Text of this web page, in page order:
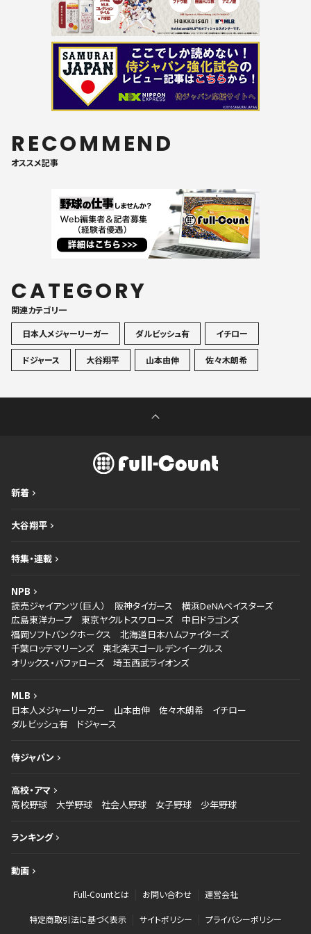
RECOMMEND
オススメ記事
CATEGORY
関連カテゴリ一
日本人メジャーリーガー
ダルビッシュ有 イチロー
ドジャース 大谷翔平 山本由伸 佐々木朗希
新着
大谷翔平
特集・連載
NPB
読売ジャイアンツ（巨人）
阪神タイガース
横浜DeNAベイスターズ
広島東洋カープ
東京ヤクルトスワローズ
中日ドラゴンズ
福岡ソフトバンクホークス
北海道日本ハムファイターズ
千葉ロッテマリーンズ
東北楽天ゴールデンイーグルス
オリックス・バファローズ
埼玉西武ライオンズ
MLB
日本人メジャーリーガー
山本由伸 佐々木朗希
イチロー
ダルビッシュ有
ドジャース
侍ジャパン
高校・アマ
高校野球
大学野球 社会人野球 女子野球 少年野球
ランキング
動画
Full-Countとは お問い合わせ 運営会社
特定商取引法に基づく表示 サイトポリシー プライバシーポリシー